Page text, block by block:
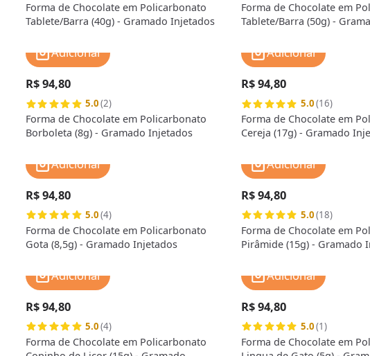
Forma de Chocolate em Policarbonato
Tablete/Barra (40g) - Gramado Injetados
Forma de Chocolate em
Tablete/Barra (50g) -
R$ 94,80
5.0(2)
Forma de Chocolate em Policarbonato
Borboleta (8g) - Gramado Injetados
Adicionar
R$ 94,80
5.0(16)
Forma de Chocolate em
Cereja (17g) - Gramado
Adicionar
R$ 94,80
5.0(4)
Forma de Chocolate em Policarbonato
Gota (8,5g) - Gramado Injetados
Adicionar
R$ 94,80
5.0(18)
Forma de Chocolate em
Pirâmide (15g) - Gramado
Adicionar
R$ 94,80
5.0(4)
Forma de Chocolate em Policarbonato
Adicionar
R$ 94,80
5.0(1)
Forma de Chocolate em
Adicionar